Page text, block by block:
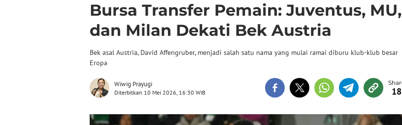
Bursa Transfer Pemain: Juventus, MU,
dan Milan Dekati Bek Austria
Bek asal Austria, David Affengruber, menjadi salah satu nama yang mulai ramai diburu klub-klub besar
Eropa
Wiwig Prayugi
Diterbitkan 10 Mei 2026, 16:30 WIB 18